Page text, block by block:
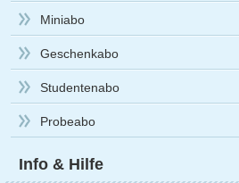
Miniabo
Geschenkabo
Studentenabo
Probeabo
Info & Hilfe